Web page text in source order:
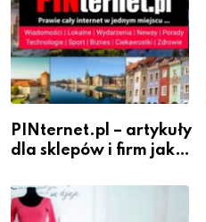
PINternet.pl – artykuły
dla sklepów i firm jako
widoczność